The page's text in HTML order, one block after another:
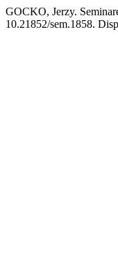
GOCKO, Jerzy.
10.21852/sem.1858.